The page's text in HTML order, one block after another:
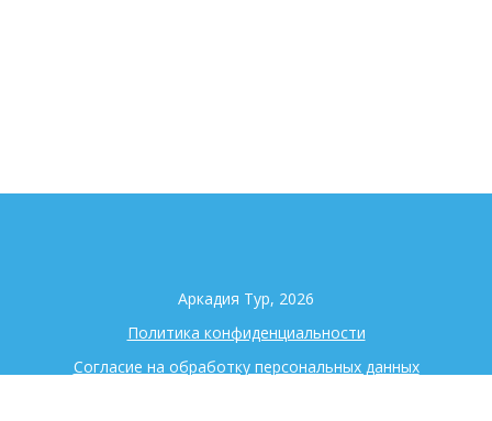
Аркадия Тур, 2026
Политика конфиденциальности
Согласие на обработку персональных данных